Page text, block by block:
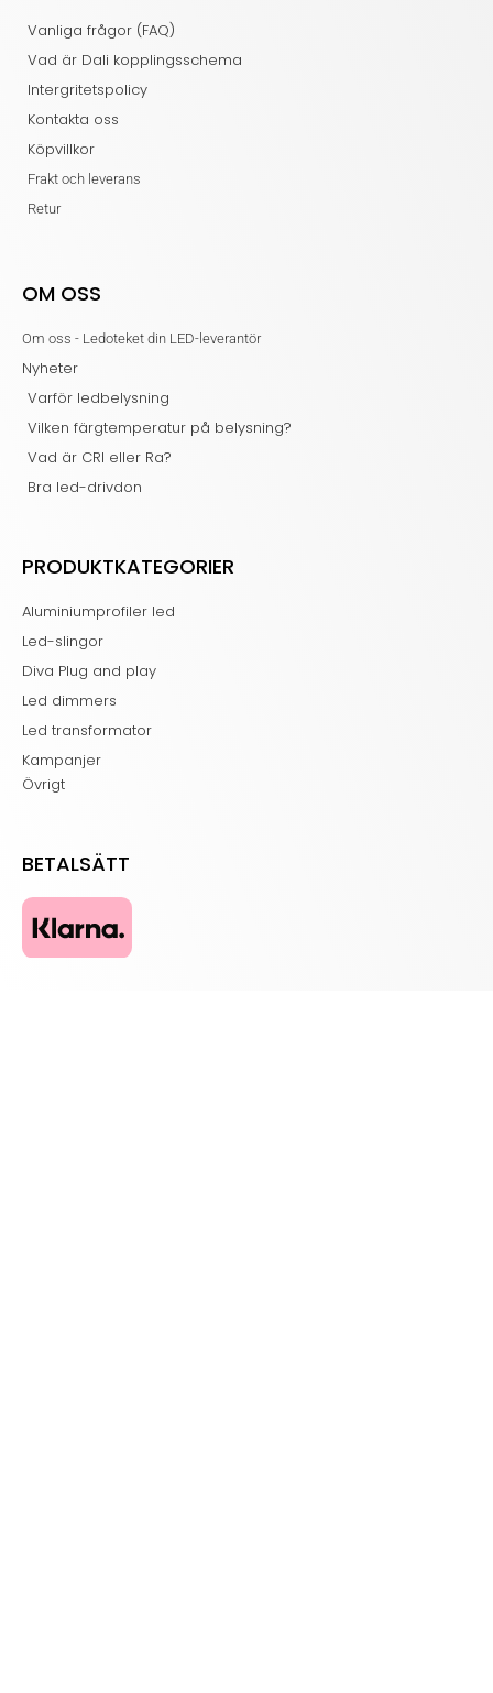
Vanliga frågor (FAQ)
Vad är Dali kopplingsschema
Intergritetspolicy
Kontakta oss
Köpvillkor
Frakt och leverans
Retur
OM OSS
Om oss - Ledoteket din LED-leverantör
Nyheter
Varför ledbelysning
Vilken färgtemperatur på belysning?
Vad är CRI eller Ra?
Bra led-drivdon
PRODUKTKATEGORIER
Aluminiumprofiler led
Led-slingor
Diva Plug and play
Led dimmers
Led transformator
Kampanjer
Övrigt
BETALSÄTT